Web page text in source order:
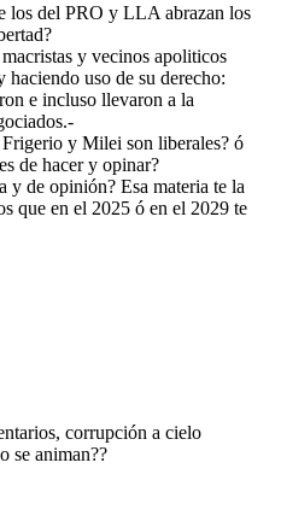
los del PRO y LLA abrazan los
y vecinos apoliticos
haciendo uso de su derecho:
e incluso llevaron a la
y Milei son liberales? ó
de hacer y opinar?
y de opinión? Esa materia te la
que en el 2025 ó en el 2029 te
corrupción a cielo
se animan??